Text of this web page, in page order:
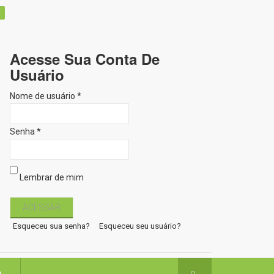
Acesse Sua Conta De
Usuário
Nome de usuário *
Senha *
Lembrar de mim
Esqueceu sua senha? Esqueceu seu usuário?